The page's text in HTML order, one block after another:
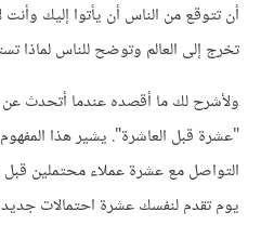
أن تتوقع من الناس أن يأتوا إليك
تخرج إلى العالم وتوضح للناس لماذا
ولأشرح لك ما أقصده عندما أتحدث
"عشرة قبل العاشرة". يشير هذا
التواصل مع عشرة عملاء محتملين قبل
يوم تقدم لنفسك عشرة احتمالات